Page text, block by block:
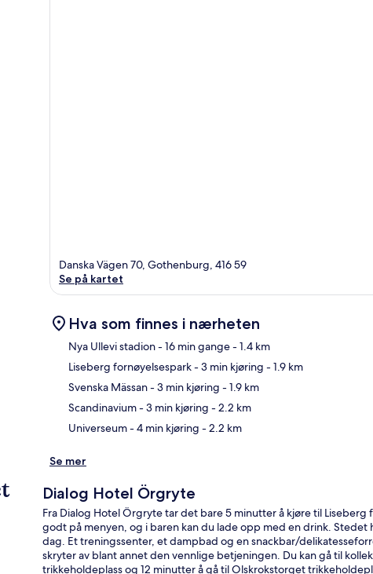
Danska Vägen 70, Gothenburg, 416 59
Se på kartet
Hva som finnes i nærheten
Nya Ullevi stadion- 16 min gange- 1.4 km
Liseberg fornøyelsespark- 3 min kjøring - 1.9 km
Svenska Mässan- 3 min kjøring - 1.9 km
Scandinavium- 3 min kjøring - 2.2 km
Universeum- 4 min kjøring - 2.2 km
Se mer
Dialog Hotel Örgryte
Fra Dialog Hotel Örgryte tar det bare 5 minutter å kjøre til
godt på menyen, og i baren kan du lade opp med en drink.
dag. Et treningssenter, et dampbad og en snackbar/
skryter av blant annet den vennlige betjeningen. Du kan gå til
trikkeholdeplass og 12 minutter å gå til Olskrokstorget